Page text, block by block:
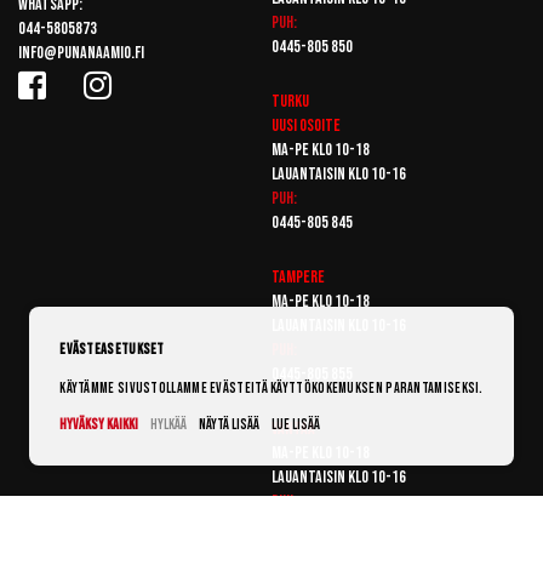
Whatsapp:
044-5805873
info@punanaamio.fi
Puh:
0445-805 850
Turku
Uusi osoite
Ma-pe klo 10-18
Lauantaisin klo 10-16
Puh:
0445-805 845
Tampere
Ma-pe klo 10-18
Vantaa
Lauantaisin klo 10-16
Puh:
Evästeasetukset
Käytämme sivustollamme evästeitä käyttökokemuksen parantamiseksi.
Hyväksy kaikki
Hylkää Näytä lisää Lue lisää